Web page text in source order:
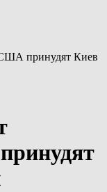
принудят Киев